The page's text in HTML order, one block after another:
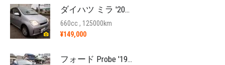
ダイハツ ミラ '2004
660cc , 125000km
¥149,000
フォード Probe '1996